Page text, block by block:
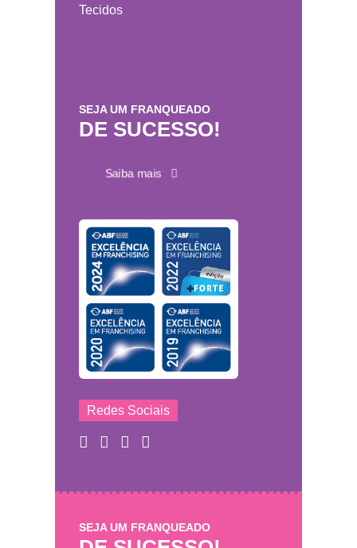
Tecidos
SEJA UM FRANQUEADO
DE SUCESSO!
Saiba mais
Redes Sociais
SEJA UM FRANQUEADO